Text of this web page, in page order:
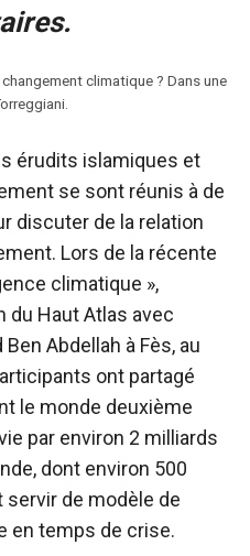
changement climatique ? Dans une
érudits islamiques et
se sont réunis à de
discuter de la relation
Lors de la récente
climatique »,
du Haut Atlas avec
Abdellah à Fès, au
ont partagé
le monde deuxième
par environ 2 milliards
dont environ 500
de modèle de
en temps de crise.